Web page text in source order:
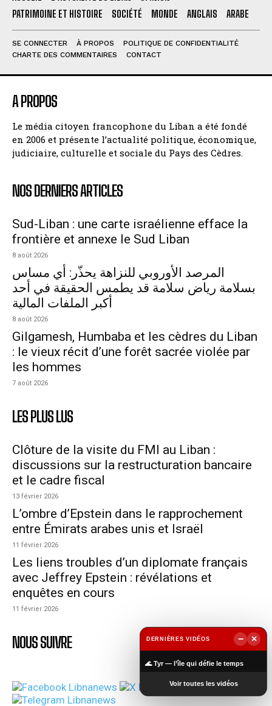
PATRIMOINE ET HISTOIRE
SOCIÉTÉ MONDE ANGLAIS ARABE
SE CONNECTER À PROPOS
POLITIQUE DE CONFIDENTIALITÉ
CHARTE DES COMMENTAIRES
CONTACT
A PROPOS
Le média citoyen francophone du Liban a été fondé
en 2006 et présente l’actualité politique, économique,
judiciaire, culturelle et sociale du Pays des Cèdres.
NOS DERNIERS ARTICLES
Sud-Liban : une carte israélienne efface la
frontière et annexe le Sud Liban
8 août 2026
المرصد الأوروبي للنزاهة يحذّر: أي مساس
بسلامة رياض سلامة قد يطمس الحقيقة في أحد
أكبر الملفات المالية
8 août 2026
Gilgamesh, Humbaba et les cèdres du Liban
: le vieux récit d’une forêt sacrée violée par
les hommes
7 août 2026
LES PLUS LUS
Clôture de la visite du FMI au Liban :
discussions sur la restructuration bancaire
et le cadre fiscal
13 février 2026
L’ombre d’Epstein dans le rapprochement
entre Émirats arabes unis et Israël
11 février 2026
Les liens troubles d’un diplomate français
avec Jeffrey Epstein : révélations et
enquêtes en cours
11 février 2026
NOUS SUIVRE DERNIÈRES VIDÉOS −
×
🌊 Tyr — l’île qui défie le temps
Voir toutes les vidéos